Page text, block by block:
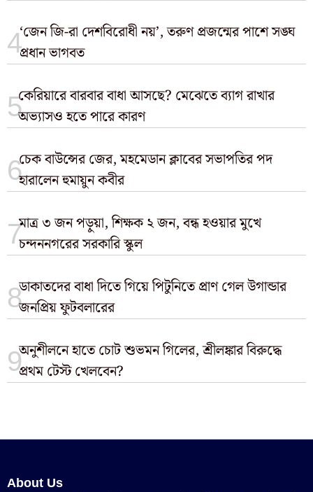
‘জেন জি-রা দেশবিরোধী নয়’, তরুণ প্রজন্মের পাশে সঙ্ঘ
প্রধান ভাগবত
কেরিয়ারে বারবার বাধা আসছে? মেঝেতে ব্যাগ রাখার
অভ্যাসও হতে পারে কারণ
চেক বাউন্সের জের, মহমেডান ক্লাবের সভাপতির পদ
হারালেন হুমায়ুন কবীর
মাত্র ৩ জন পড়ুয়া, শিক্ষক ২ জন, বন্ধ হওয়ার মুখে
চন্দননগরের সরকারি স্কুল
ডাকাতদের বাধা দিতে গিয়ে পিটুনিতে প্রাণ গেল উগান্ডার
জনপ্রিয় ফুটবলারের
অনুশীলনে হাতে চোট শুভমন গিলের, শ্রীলঙ্কার বিরুদ্ধে
প্রথম টেস্ট খেলবেন?
About Us